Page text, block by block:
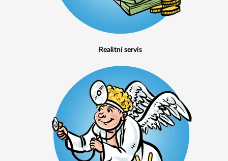
Realitní servis